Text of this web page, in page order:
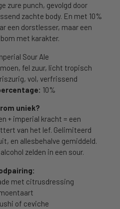
zure punch, gevolgd door
zachte body. En met 10%
een dorstlesser, maar een
met karakter.
Sour Ale
fel zuur, licht tropisch
vol, verfrissend
10%
uniek?
+ imperial kracht = een
van het lef. Gelimiteerd
en allesbehalve gemiddeld.
zelden in een sour.
met citrusdressing
of ceviche